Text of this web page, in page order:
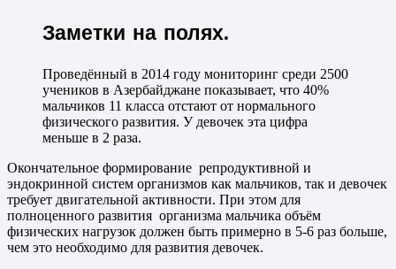
Заметки на полях.
Проведённый в 2014 году мониторинг среди 2500
учеников в Азербайджане показывает, что 40%
мальчиков 11 класса отстают от нормального
физического развития. У девочек эта цифра
меньше в 2 раза.
Окончательное формирование репродуктивной и
эндокринной систем организмов как мальчиков, так и девочек
требует двигательной активности. При этом для
полноценного развития организма мальчика объём
физических нагрузок должен быть примерно в 5-6 раз больше,
чем это необходимо для развития девочек.